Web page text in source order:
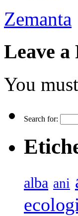
Zemanta
Leave a
You
Search for:
alba ani